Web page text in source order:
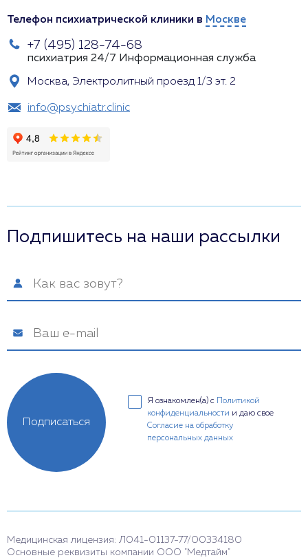
Телефон психиатрической клиники в Москве
+7 (495) 128-74-68
психиатрия 24/7 Информационная служба
Москва, Электролитный проезд 1/3 эт. 2
info@psychiatr.clinic
Подпишитесь на наши рассылки
Я ознакомлен(а) с
Политикой
конфиденциальности и даю свое
Согласие на обработку
персональных данных
Подписаться
Медицинская лицензия: Л041-01137-77/00334180
Основные реквизиты компании ООО "Медтайм"